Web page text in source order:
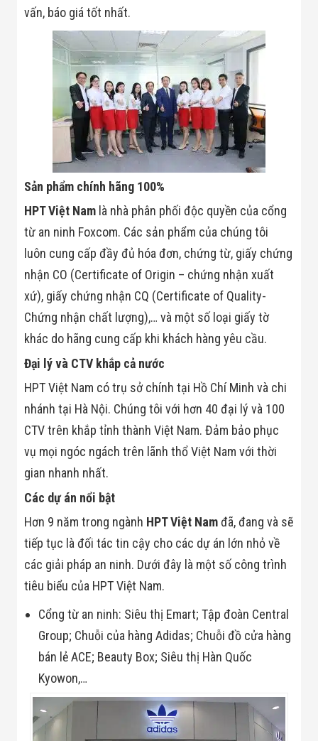
Vết Nứt Sản
Phẩm
Máy Kiểm Tra
Bo Mạch Điện
Tử
Súng Bắn
Flycam
Robot Tự Hành
Robot AI
THIẾT BỊ KIỂM
SOÁT RA VÀO
Máy Soi Hành
Lý (X-Ray)
Cổng Phân Làn
Tự Động
Nhận Diện
Khuôn Mặt
Hệ Thống Điện
Nhẹ
Thiết Bị Theo
Ngành
Thiết Bị Ngành
Thực Phẩm
Matrixcope
Thiết Bị Ngành
Công Nghiệp
Thiết Bị Ngành
Giáo Dục
Xách
Dự Án Triển
Khai
Dự Án Ngành
Thủy Sản
Dự Án Ngành
Siêu Thị - Ngân
Hàng
Dự Án Ngành
Dự Án Ngành
Điện Tử
Dự Án Ngành
Công An - Quân
vấn, báo giá tốt nhất.
Sản phẩm chính hãng 100%
HPT Việt Nam là nhà phân phối độc quyền của cổng
từ an ninh Foxcom. Các sản phẩm của chúng tôi
luôn cung cấp đầy đủ hóa đơn, chứng từ, giấy chứng
nhận CO (Certificate of Origin – chứng nhận xuất
xứ), giấy chứng nhận CQ (Certificate of Quality-
Chứng nhận chất lượng),… và một số loại giấy tờ
khác do hãng cung cấp khi khách hàng yêu cầu.
Đại lý và CTV khắp cả nước
HPT Việt Nam có trụ sở chính tại Hồ Chí Minh và chi
nhánh tại Hà Nội. Chúng tôi với hơn 40 đại lý và 100
CTV trên khắp tỉnh thành Việt Nam. Đảm bảo phục
vụ mọi ngóc ngách trên lãnh thổ Việt Nam với thời
gian nhanh nhất.
Các dự án nổi bật
Hơn 9 năm trong ngành HPT Việt Namđã, đang và sẽ
tiếp tục là đối tác tin cậy cho các dự án lớn nhỏ về
các giải pháp an ninh. Dưới đây là một số công trình
tiêu biểu của HPT Việt Nam.
Cổng từ an ninh: Siêu thị Emart; Tập đoàn Central
Group; Chuỗi của hàng Adidas; Chuỗi đồ cửa hàng
bán lẻ ACE; Beauty Box; Siêu thị Hàn Quốc
Kyowon,…